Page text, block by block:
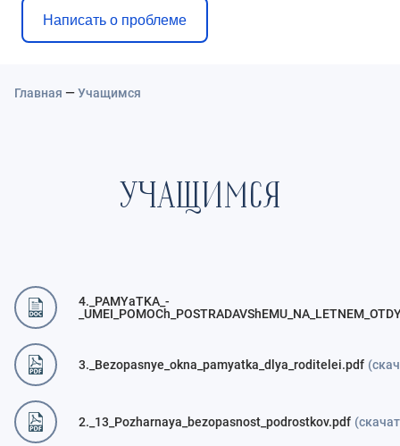
Написать о проблеме
Главная —Учащимся
УЧАЩИМСЯ
4._PAMYaTKA_-
3._Bezopasnye_okna_pamyatka_dlya_roditelei.pdf
2._13_Pozharnaya_bezopasnost_podrostkov.pdf